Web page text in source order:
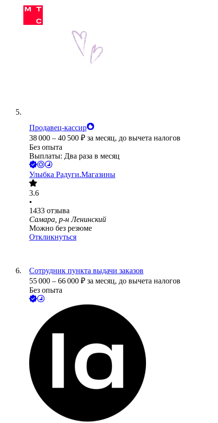
Продавец-кассир
38 000 – 40 500 ₽ за месяц, до вычета налогов
Без опыта
Выплаты: Два раза в месяц
Улыбка Радуги.Магазины
3.6
•
1433 отзыва
Самара, р-н Ленинский
Можно без резюме
Откликнуться
Сотрудник пункта выдачи заказов
55 000 – 66 000 ₽ за месяц, до вычета налогов
Без опыта